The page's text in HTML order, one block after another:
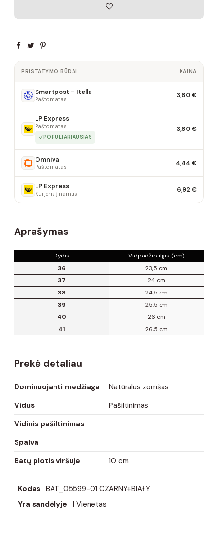
PRISTATYMO BŪDAI KAINA
Smartpost – Itella
Paštomatas 3,80 €
LP Express
Paštomatas
POPULIARIAUSIAS
3,80 €
Omniva
Paštomatas 4,44 €
LP Express
Kurjeris į namus 6,92 €
Aprašymas
Dydis
Vidpadžio ilgis (cm)
36
23,5 cm
37
24 cm
38
24,5 cm
39
25,5 cm
40
26 cm
41
26,5 cm
Prekė detaliau
Dominuojanti medžiaga
Natūralus zomšas
Vidus
Pašiltinimas
Vidinis pašiltinimas
Spalva
Batų plotis viršuje
10 cm
Kodas BAT_05599-01 CZARNY+BIAŁY
Yra sandėlyje 1 Vienetas